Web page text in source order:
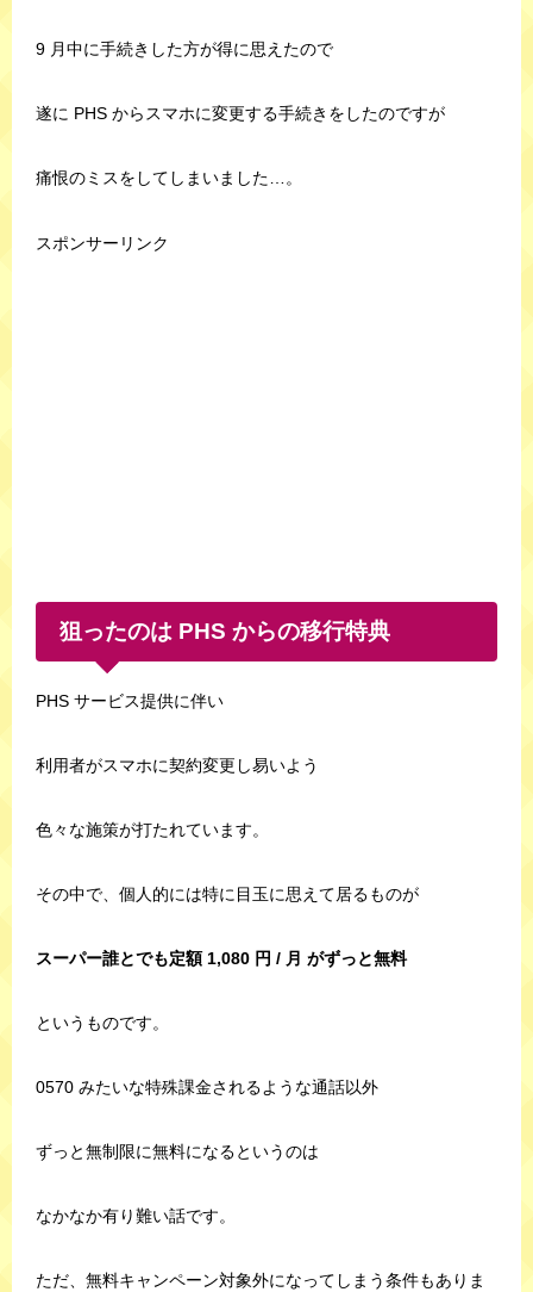
9 月中に手続きした方が得に思えたので
遂に PHS からスマホに変更する手続きをしたのですが
痛恨のミスをしてしまいました…。
スポンサーリンク
狙ったのは PHS からの移行特典
PHS サービス提供に伴い
利用者がスマホに契約変更し易いよう
色々な施策が打たれています。
その中で、個人的には特に目玉に思えて居るものが
スーパー誰とでも定額 1,080 円 / 月 がずっと無料
というものです。
0570 みたいな特殊課金されるような通話以外
ずっと無制限に無料になるというのは
なかなか有り難い話です。
ただ、無料キャンペーン対象外になってしまう条件もありま